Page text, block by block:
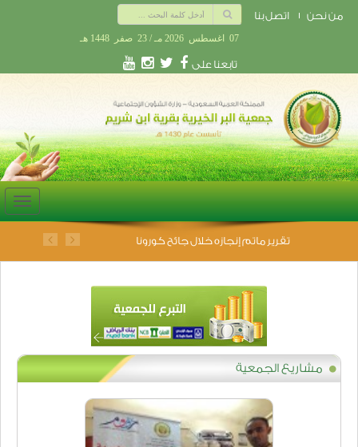
من نحن اتصل بنا
07 اغسطس 2026 مـ / 23 صفر 1448 هـ
تابعنا على
تقرير ماتم إنجازه خلال جائح كورونا
مشاريع الجمعية